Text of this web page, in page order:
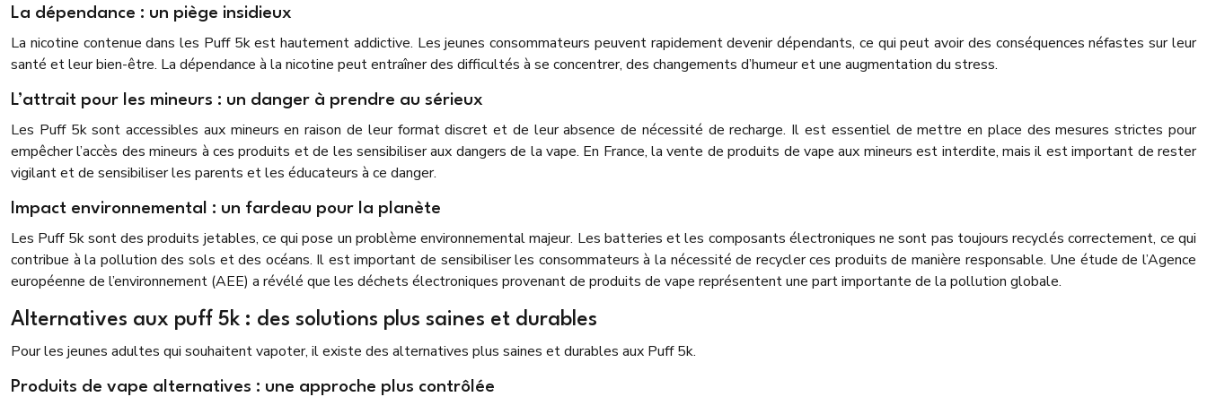
La dépendance : un piège insidieux
La nicotine contenue dans les Puff 5k est hautement addictive. Les jeunes consommateurs peuvent rapidement devenir dépendants, ce qui peut avoir des conséquences néfastes sur leur
santé et leur bien-être. La dépendance à la nicotine peut entraîner des difficultés à se concentrer, des changements d’humeur et une augmentation du stress.
L’attrait pour les mineurs : un danger à prendre au sérieux
Les Puff 5k sont accessibles aux mineurs en raison de leur format discret et de leur absence de nécessité de recharge. Il est essentiel de mettre en place des mesures strictes pour
empêcher l’accès des mineurs à ces produits et de les sensibiliser aux dangers de la vape. En France, la vente de produits de vape aux mineurs est interdite, mais il est important de rester
vigilant et de sensibiliser les parents et les éducateurs à ce danger.
Impact environnemental : un fardeau pour la planète
Les Puff 5k sont des produits jetables, ce qui pose un problème environnemental majeur. Les batteries et les composants électroniques ne sont pas toujours recyclés correctement, ce qui
contribue à la pollution des sols et des océans. Il est important de sensibiliser les consommateurs à la nécessité de recycler ces produits de manière responsable. Une étude de l’Agence
européenne de l’environnement (AEE) a révélé que les déchets électroniques provenant de produits de vape représentent une part importante de la pollution globale.
Alternatives aux puff 5k : des solutions plus saines et durables
Pour les jeunes adultes qui souhaitent vapoter, il existe des alternatives plus saines et durables aux Puff 5k.
Produits de vape alternatives : une approche plus contrôlée